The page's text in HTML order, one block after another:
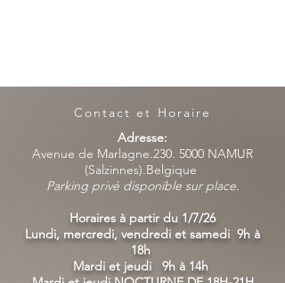
Contact et Horaire
Adresse:
Avenue de Marlagne.230. 5000 NAMUR
(Salzinnes).Belgique
Parking privé disponible sur place.
Horaires à partir du 1/7/26
Lundi, mercredi, vendredi et samedi 9h à
18h
Mardi et jeudi 9h à 14h